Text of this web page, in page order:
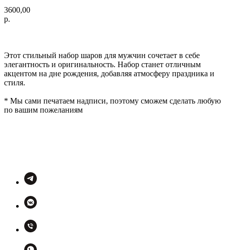
3600,00
р.
Этот стильный набор шаров для мужчин сочетает в себе
элегантность и оригинальность. Набор станет отличным
акцентом на дне рождения, добавляя атмосферу праздника и
стиля.
* Мы сами печатаем надписи, поэтому сможем сделать любую
по вашим пожеланиям